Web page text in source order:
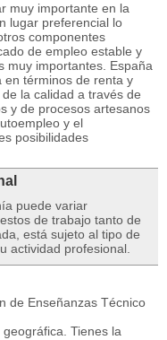
muy importante en la
lugar preferencial lo
componentes
de empleo estable y
muy importantes. España
en términos de renta y
la calidad a través de
y de procesos artesanos
y el
posibilidades
puede variar
de trabajo tanto de
está sujeto al tipo de
actividad profesional.
de Enseñanzas Técnico
Tienes la